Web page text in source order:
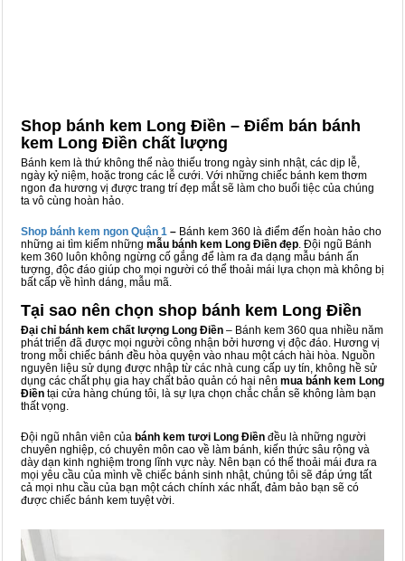
Shop bánh kem Long Điền – Điểm bán bánh
kem Long Điền chất lượng
Bánh kem là thứ không thể nào thiếu trong ngày sinh nhật, các dịp lễ,
ngày kỷ niệm, hoặc trong các lễ cưới. Với những chiếc bánh kem thơm
ngon đa hương vị được trang trí đẹp mắt sẽ làm cho buổi tiệc của chúng
ta vô cùng hoàn hảo.
Shop bánh kem ngon Quận 1 – Bánh kem 360 là điểm đến hoàn hảo cho
những ai tìm kiếm những mẫu bánh kem Long Điền đẹp. Đội ngũ Bánh
kem 360 luôn không ngừng cố gắng để làm ra đa dạng mẫu bánh ấn
tượng, độc đáo giúp cho mọi người có thể thoải mái lựa chọn mà không bị
bất cấp về hình dáng, mẫu mã.
Tại sao nên chọn shop bánh kem Long Điền
Đại chỉ bánh kem chất lượng Long Điền – Bánh kem 360 qua nhiều năm
phát triển đã được mọi người công nhận bởi hương vị độc đáo. Hương vị
trong mỗi chiếc bánh đều hòa quyện vào nhau một cách hài hòa. Nguồn
nguyên liệu sử dụng được nhập từ các nhà cung cấp uy tín, không hề sử
dụng các chất phụ gia hay chất bảo quản có hại nên mua bánh kem Long
Điền tại cửa hàng chúng tôi, là sự lựa chọn chắc chắn sẽ không làm bạn
thất vọng.
Đội ngũ nhân viên của bánh kem tươi Long Điền đều là những người
chuyên nghiệp, có chuyên môn cao về làm bánh, kiến thức sâu rộng và
dày dạn kinh nghiệm trong lĩnh vực này. Nên bạn có thể thoải mái đưa ra
mọi yêu cầu của mình về chiếc bánh sinh nhật, chúng tôi sẽ đáp ứng tất
cả mọi nhu cầu của bạn một cách chính xác nhất, đảm bảo bạn sẽ có
được chiếc bánh kem tuyệt vời.